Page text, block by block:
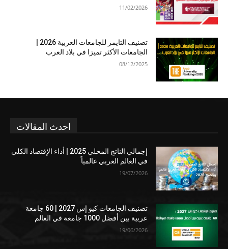
11/02/2026
الجامعات الأكثر تميزا في بلاد العرب
08/12/2025
احدث المقالات
إجمالي الناتج المحلي 2025 | أداء الإقتصاد الكلي
في العالم العربي عالمياً
19/07/2026
تصنيف الجامعات كيو إس 2027 | 60 جامعة
عربية بين أفضل 1000 جامعة في العالم
19/06/2026